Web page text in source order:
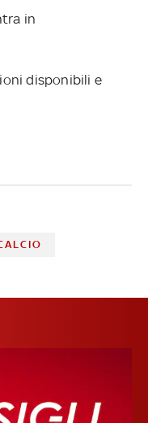
in
disponibili e